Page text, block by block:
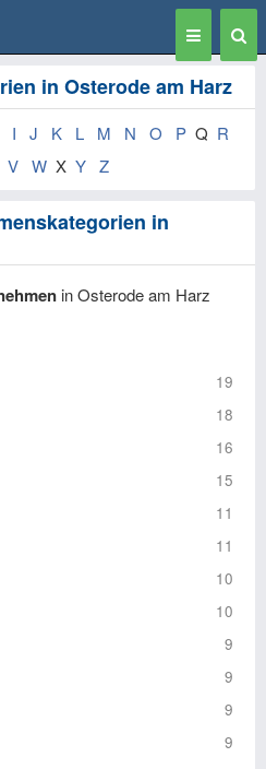
Toggle
navigation
in Osterode am Harz
I J K L M N O P Q R
V W X Y Z
in
in Osterode am Harz
19
18
16
15
11
11
10
10
9
9
9
9